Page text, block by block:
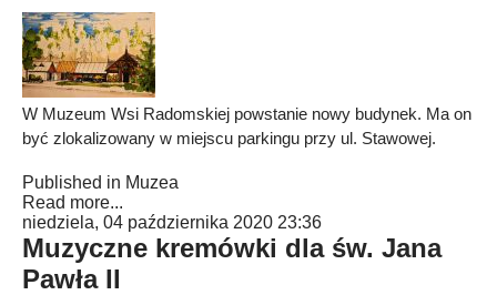
W Muzeum Wsi Radomskiej powstanie nowy budynek. Ma on
być zlokalizowany w miejscu parkingu przy ul. Stawowej.
Published in Muzea
Read more...
niedziela, 04 października 2020 23:36
Muzyczne kremówki dla św. Jana
Pawła II